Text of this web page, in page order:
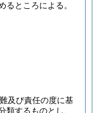
るところによる。
及び責任の度に基
類するものとし、